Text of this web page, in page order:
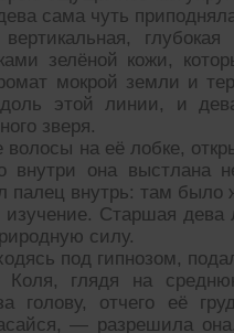
сама чуть
зелёной кожи,
мокрой земли и
этой линии, и
зверя.
на её лобке,
внутри она выстлана
палец внутрь: там
изучение. Старшая
силу.
под гипнозом,
глядя на
голову, отчего её
— разрешила